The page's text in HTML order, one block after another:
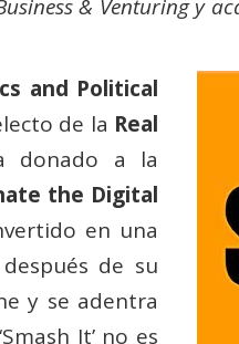
& Venturing y
and Political
de la Real
donado a la
the Digital
en una
de su
y se adentra
It’ no es